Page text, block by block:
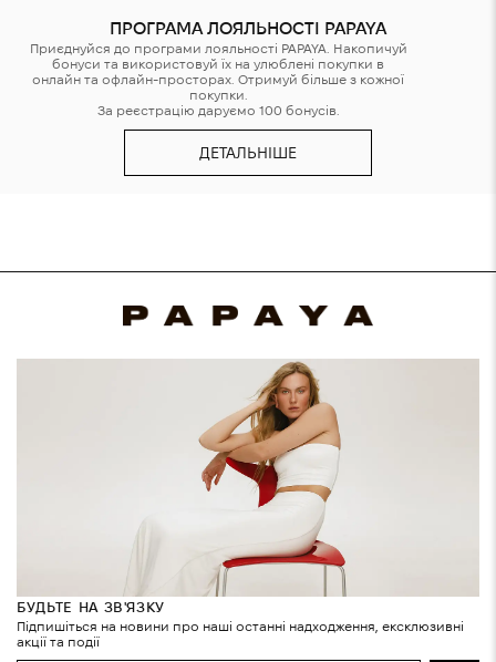
ПРОГРАМА ЛОЯЛЬНОСТІ PAPAYA
Приєднуйся до програми лояльності PAPAYA. Накопичуй
бонуси та використовуй їх на улюблені покупки в
онлайн та офлайн-просторах. Отримуй більше з кожної
покупки.
За реєстрацію даруємо 100 бонусів.
ДЕТАЛЬНІШЕ
БУДЬТЕ НА ЗВ'ЯЗКУ
Підпишіться на новини про наші останні надходження, ексклюзивні
акції та події